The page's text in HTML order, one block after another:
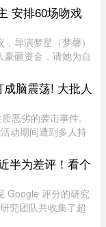
台上表现惊艳，一
安排60场吻戏
导演梦星（梦馨）
砸资金，请她为自
求剧中安排60多场
脑震荡! 大批人
恶劣的袭击事件。
动期间遭到多人持
迟迟没有人上前制
...
半为差评！看个
Google 评分的研究
究团队共收集了超